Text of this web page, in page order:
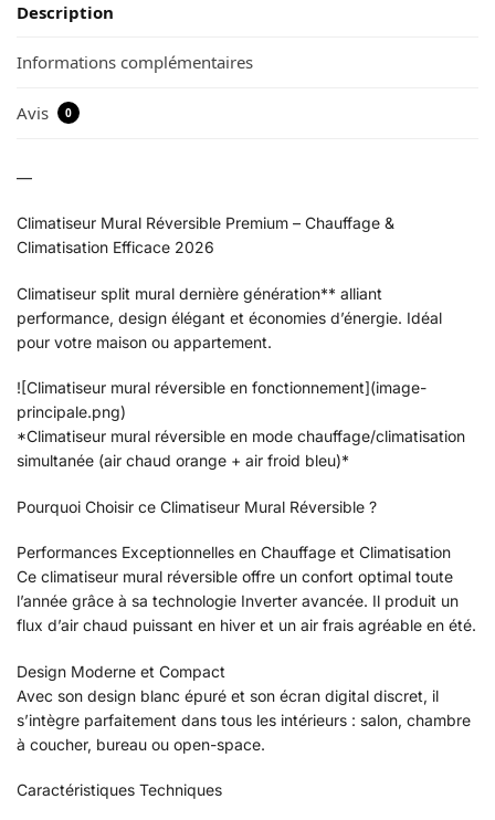
Description
Informations complémentaires
Avis 0
—
Climatiseur Mural Réversible Premium – Chauffage &
Climatisation Efficace 2026
Climatiseur split mural dernière génération** alliant
performance, design élégant et économies d’énergie. Idéal
pour votre maison ou appartement.
![Climatiseur mural réversible en fonctionnement](image-
principale.png)
*Climatiseur mural réversible en mode chauffage/climatisation
simultanée (air chaud orange + air froid bleu)*
Pourquoi Choisir ce Climatiseur Mural Réversible ?
Performances Exceptionnelles en Chauffage et Climatisation
Ce climatiseur mural réversible offre un confort optimal toute
l’année grâce à sa technologie Inverter avancée. Il produit un
flux d’air chaud puissant en hiver et un air frais agréable en été.
Design Moderne et Compact
Avec son design blanc épuré et son écran digital discret, il
s’intègre parfaitement dans tous les intérieurs : salon, chambre
à coucher, bureau ou open-space.
Caractéristiques Techniques